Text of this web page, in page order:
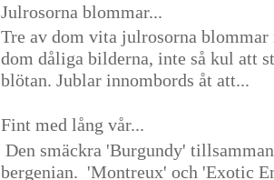
Julrosorna blommar...
Tre av dom vita julrosorna blommar
dom dåliga bilderna, inte så kul att
blötan. Jublar innombords åt att...
Fint med lång vår...
Den smäckra 'Burgundy'
bergenian. 'Montreux' och 'Exotic